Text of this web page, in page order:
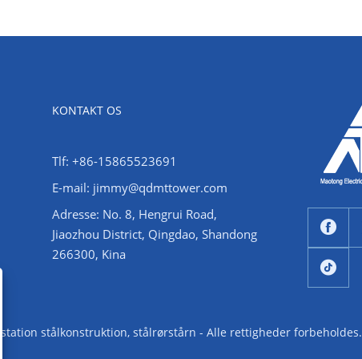
KONTAKT OS
Tlf: +86-15865523691
E-mail: jimmy@qdmttower.com
Adresse: No. 8, Hengrui Road,
Jiaozhou District, Qingdao, Shandong
266300, Kina
stålkonstruktion, stålrørstårn - Alle rettigheder forbeholdes.